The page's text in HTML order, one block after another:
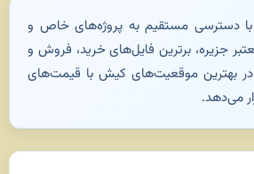
با دسترسی مستقیم به پروژه‌های خاص و
جزیره، برترین فایل‌های خرید، فروش و
در بهترین موقعیت‌های کیش با قیمت‌های
می‌دهد.